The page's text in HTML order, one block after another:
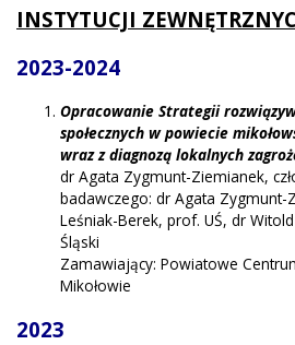
INSTYTUCJI
2023-2024
Opracowanie Strategii
społecznych w powiecie
wraz z diagnozą lokalnych
dr Agata Zygmunt-Ziemianek,
badawczego: dr Agata Zygmunt-
Leśniak-Berek, prof. UŚ, dr
Śląski
Zamawiający: Powiatowe
Mikołowie
2023